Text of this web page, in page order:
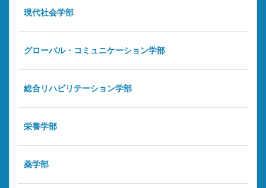
現代社会学部
グローバル・コミュニケーション学部
総合リハビリテーション学部
栄養学部
薬学部